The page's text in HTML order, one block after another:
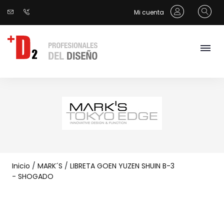
Mi cuenta
Inicio / MARK´S / LIBRETA GOEN YUZEN SHUIN B-3
- SHOGADO